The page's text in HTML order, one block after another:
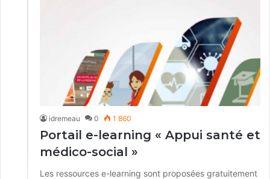
idremeau 0 1 860
Portail e-learning « Appui santé et
médico-social »
Les ressources e-learning sont proposées gratuitement